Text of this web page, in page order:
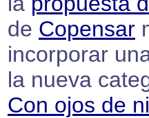
de Copensar
incorporar
la nueva
Con ojos de